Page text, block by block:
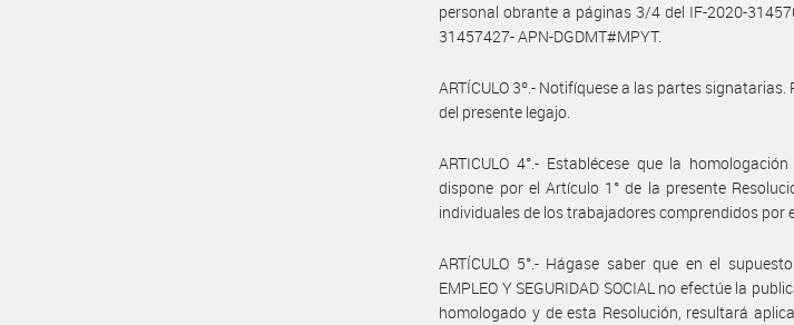
personal obrante a páginas 3/4 del IF-2020-
31457427- APN-DGDMT#MPYT.
ARTÍCULO 3º.- Notifíquese a las partes
del presente legajo.
ARTICULO 4°.- Establécese que la
dispone por el Artículo 1° de la presente
individuales de los trabajadores comprendidos por
ARTÍCULO 5°.- Hágase saber que en el
EMPLEO Y SEGURIDAD SOCIAL no efectúe la
homologado y de esta Resolución, resultará